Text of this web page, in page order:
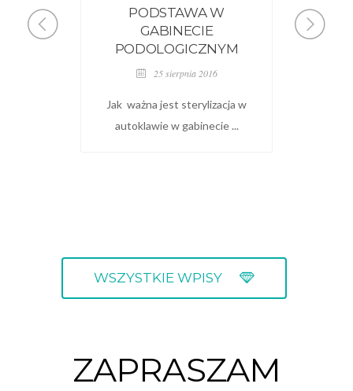
PODSTAWA W
GABINECIE
PODOLOGICZNYM
25 sierpnia 2016
Jak ważna jest sterylizacja w
autoklawie w gabinecie ...
WSZYSTKIE WPISY
ZAPRASZAM